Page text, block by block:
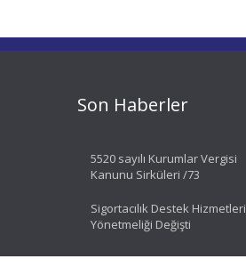
Son Haberler
5520 sayılı Kurumlar Vergisi
Kanunu Sirküleri /73
Sigortacılık Destek Hizmetleri
Yönetmeliği Değişti